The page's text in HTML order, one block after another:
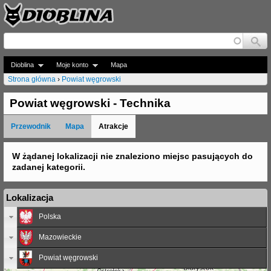
Jump to navigation
Dioblina Moje konto Mapa
J
e
s
e
ś
t
a
Strona główna › Powiat węgrowski
Powiat węgrowski - Technika
Przewodnik Mapa Atrakcje
W żądanej lokalizacji nie znaleziono miejsc pasujących do
zadanej kategorii.
Lokalizacja
Polska
Mazowieckie
Powiat węgrowski